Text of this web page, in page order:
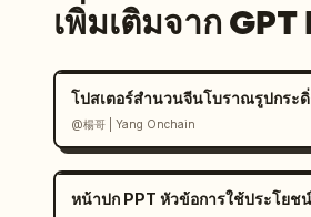
เพิ่มเติมจาก
โปสเตอร์สำนวนจีนโบราณรูปกระ
@楊哥 | Yang Onchain
หน้าปก PPT หัวข้อการใช้ประโยช